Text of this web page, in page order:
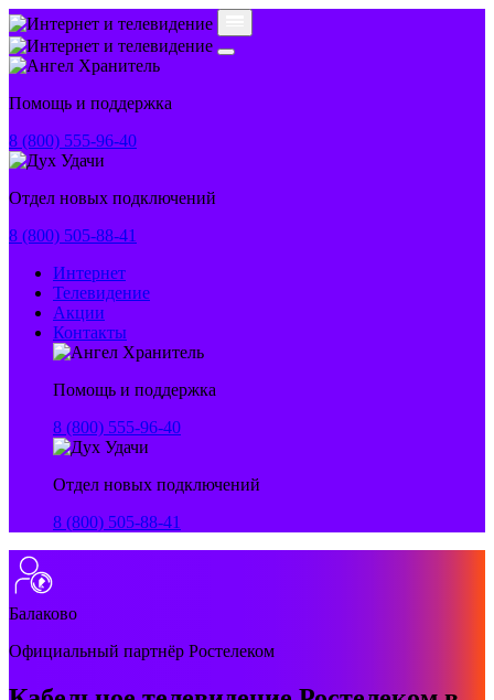
Помощь и поддержка
8 (800) 555-96-40
Отдел новых подключений
8 (800) 505-88-41
Интернет
Телевидение
Акции
Контакты
Помощь и поддержка
8 (800) 555-96-40
Отдел новых подключений
8 (800) 505-88-41
Балаково
Официальный партнёр Ростелеком